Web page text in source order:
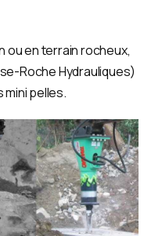
ou en terrain rocheux,
Roche Hydrauliques)
pelles.